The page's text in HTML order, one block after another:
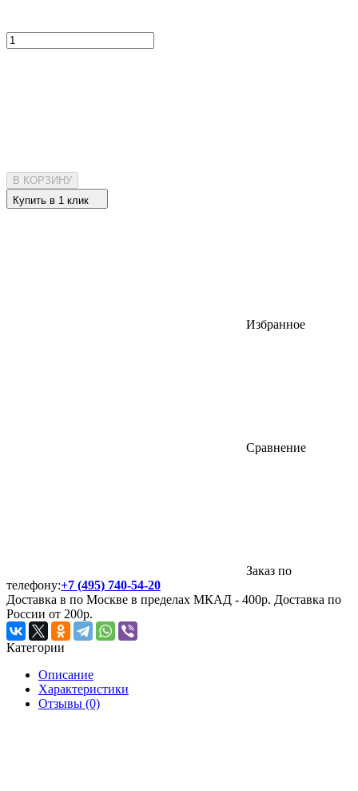
В КОРЗИНУ
Купить в 1 клик
Избранное
Сравнение
Заказ по
телефону:+7 (495) 740-54-20
Доставка в по Москве в пределах МКАД - 400р. Доставка по
России от 200р.
Категории
Описание
Характеристики
Отзывы (0)